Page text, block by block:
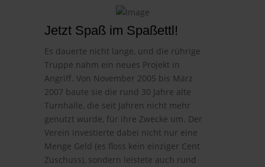
Jetzt Spaß im Spaßettl!
Es dauerte nicht lange, und die rührige
Truppe nahm ein neues Projekt in
Angriff. Von November 2005 bis März
2007 baute sie die rund 30 Jahre alte
Turnhalle, die seit Jahren nicht mehr
genutzt wurde, für ihre Zwecke um. Der
Verein investierte dabei nicht nur eine
Menge Geld (es floss kein einziger Cent
Zuschuss), sondern leistete auch rund